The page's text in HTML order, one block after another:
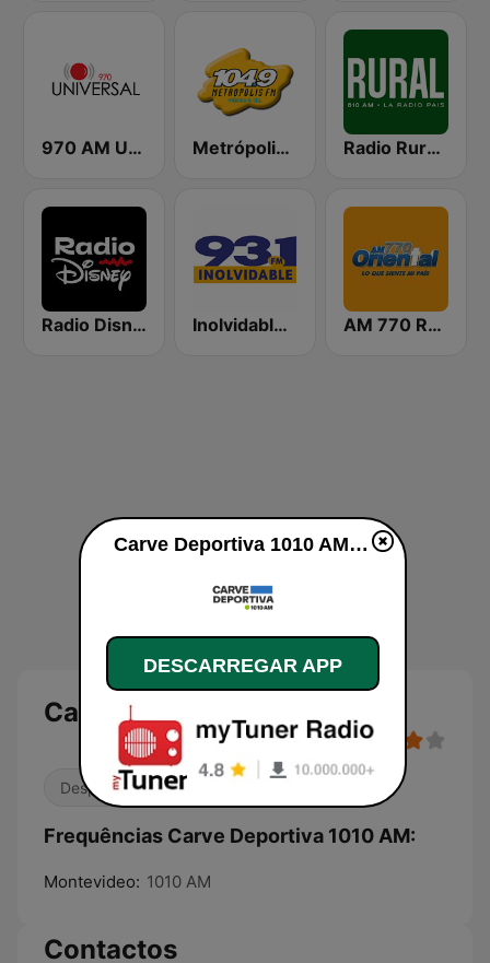
970 AM Universal Metrópolis 104.9 FM Radio Rural 610 AM
Radio Disney Uruguay Inolvidable 93.1 FM AM 770 Radio Oriental
Carve Deportiva 1010 AM
Desporto Notícias
Frequências Carve Deportiva 1010 AM:
Montevideo: 1010 AM
Contactos
Carve Deportiva 1010 AM online
DESCARREGAR APP